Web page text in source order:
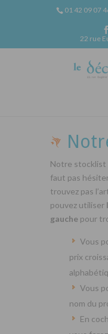
01 42 09 07
22 rue
Notre stocklist
faut pas
trouvez pas
pouvez utiliser
gauche pour
Vous
prix
Vous
nom du
En